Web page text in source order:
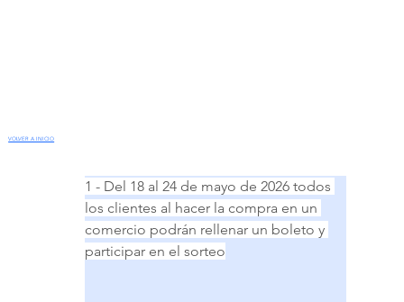
VOLVER A INICIO
1 - Del 18 al 24 de mayo de 2026 todos
los clientes al hacer la compra en un
comercio podrán rellenar un boleto y
participar en el sorteo